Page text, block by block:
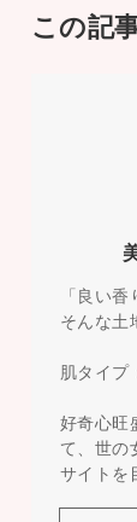
この記
「良い
そんな土
肌タイプ
好奇心旺
て、世の
サイトを